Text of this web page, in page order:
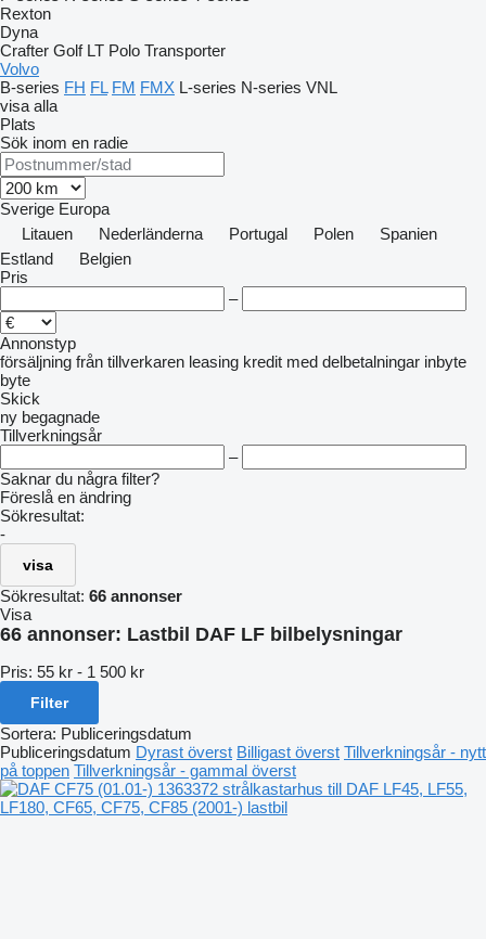
Rexton
Dyna
Crafter Golf LT Polo Transporter
Volvo
B-series FH FL FM FMX L-series N-series VNL
visa alla
Plats
Sök inom en radie
Sverige Europa
Litauen
Nederländerna Portugal Polen
Spanien
Estland
Belgien
Pris
–
Annonstyp
försäljning från tillverkaren leasing kredit med delbetalningar inbyte
byte
Skick
ny begagnade
Tillverkningsår
–
Saknar du några filter?
Föreslå en ändring
Sökresultat:
-
visa
Sökresultat: 66 annonser
Visa
66 annonser: Lastbil DAF LF bilbelysningar
Pris: 55 kr - 1 500 kr
Filter
Sortera: Publiceringsdatum
Publiceringsdatum Dyrast överst Billigast överst Tillverkningsår - nytt
på toppen Tillverkningsår - gammal överst